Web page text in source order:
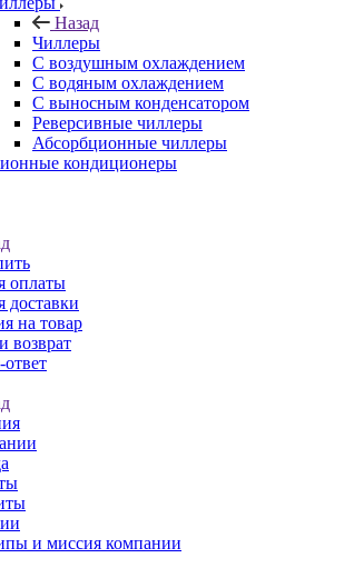
Назад
Чиллеры
С воздушным охлаждением
С водяным охлаждением
С выносным конденсатором
Реверсивные чиллеры
Абсорбционные чиллеры
кондиционеры
оплаты
доставки
на товар
возврат
и миссия компании